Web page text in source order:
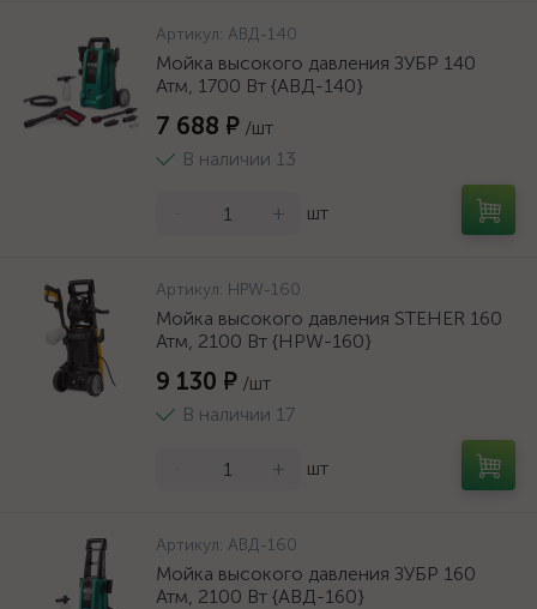
Артикул: АВД-140
Мойка высокого давления ЗУБР 140
Атм, 1700 Вт {АВД-140}
7 688 ₽ /шт
В наличии 13
+ шт
Артикул: HPW-160
Мойка высокого давления STEHER 160
Атм, 2100 Вт {HPW-160}
9 130 ₽ /шт
В наличии 17
+ шт
Артикул: АВД-160
Мойка высокого давления ЗУБР 160
Атм, 2100 Вт {АВД-160}